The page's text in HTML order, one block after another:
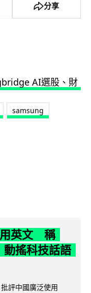
分享
samsung
用英文 稱
動搖科技話語
評中國廣泛使用